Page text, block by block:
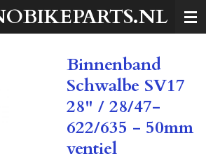
Binnenband
Schwalbe SV17
28" / 28/47-
622/635 - 50mm
ventiel